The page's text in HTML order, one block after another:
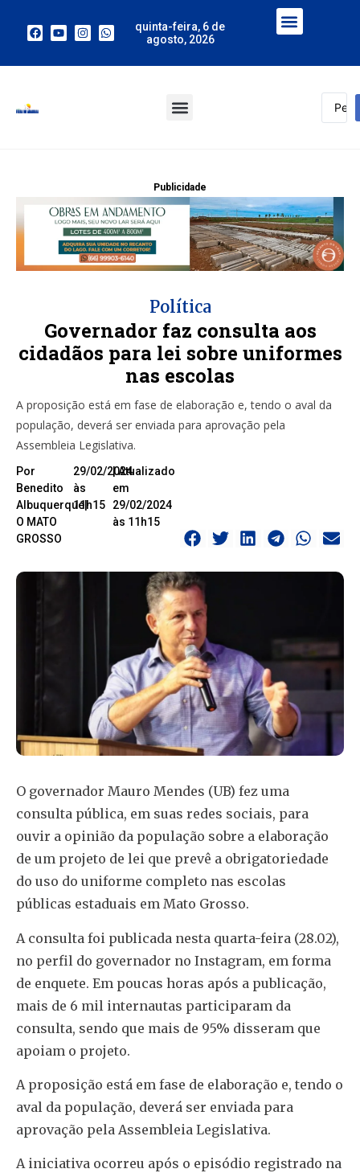
quinta-feira, 6 de
agosto, 2026
Publicidade
Política
Governador faz consulta aos
cidadãos para lei sobre uniformes
nas escolas
A proposição está em fase de elaboração e, tendo o aval da
população, deverá ser enviada para aprovação pela
Assembleia Legislativa.
Por
Benedito
Albuquerque|
O MATO
GROSSO
29/02/2024
às
11h15
| Atualizado
em
29/02/2024
às 11h15
O governador Mauro Mendes (UB) fez uma
consulta pública, em suas redes sociais, para
ouvir a opinião da população sobre a elaboração
de um projeto de lei que prevê a obrigatoriedade
do uso do uniforme completo nas escolas
públicas estaduais em Mato Grosso.
A consulta foi publicada nesta quarta-feira (28.02),
no perfil do governador no Instagram, em forma
de enquete. Em poucas horas após a publicação,
mais de 6 mil internautas participaram da
consulta, sendo que mais de 95% disseram que
apoiam o projeto.
A proposição está em fase de elaboração e, tendo o
aval da população, deverá ser enviada para
aprovação pela Assembleia Legislativa.
A iniciativa ocorreu após o episódio registrado na